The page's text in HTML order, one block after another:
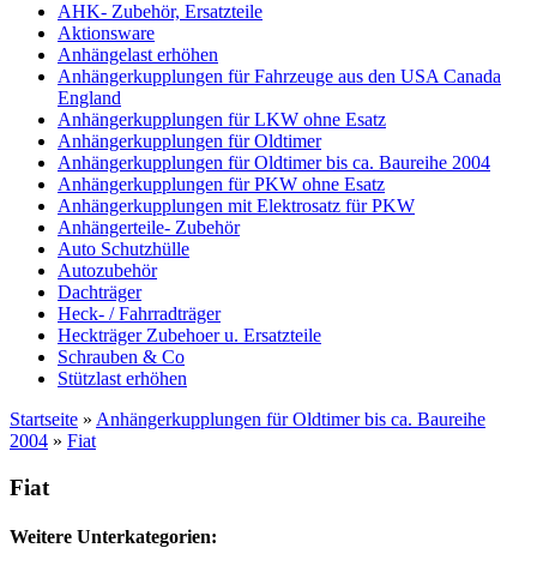
AHK- Zubehör, Ersatzteile
Aktionsware
Anhängelast erhöhen
Anhängerkupplungen für Fahrzeuge aus den USA Canada
England
Anhängerkupplungen für LKW ohne Esatz
Anhängerkupplungen für Oldtimer
Anhängerkupplungen für Oldtimer bis ca. Baureihe 2004
Anhängerkupplungen für PKW ohne Esatz
Anhängerkupplungen mit Elektrosatz für PKW
Anhängerteile- Zubehör
Auto Schutzhülle
Autozubehör
Dachträger
Heck- / Fahrradträger
Heckträger Zubehoer u. Ersatzteile
Schrauben & Co
Stützlast erhöhen
Startseite » Anhängerkupplungen für Oldtimer bis ca. Baureihe
2004 » Fiat
Fiat
Weitere Unterkategorien: